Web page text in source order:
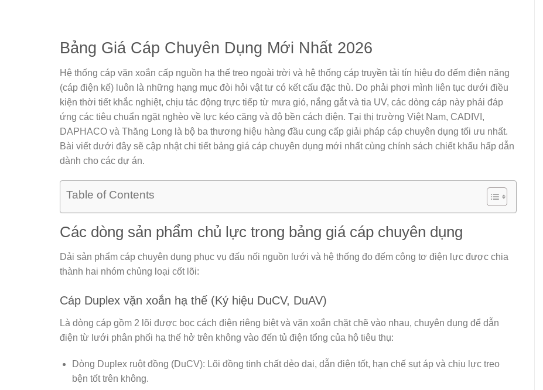
Bảng Giá Cáp Chuyên Dụng Mới Nhất 2026
Hệ thống cáp vặn xoắn cấp nguồn hạ thế treo ngoài trời và hệ thống cáp truyền tải tín hiệu đo đếm điện năng
(cáp điện kế) luôn là những hạng mục đòi hỏi vật tư có kết cấu đặc thù. Do phải phơi mình liên tục dưới điều
kiện thời tiết khắc nghiệt, chịu tác động trực tiếp từ mưa gió, nắng gắt và tia UV, các dòng cáp này phải đáp
ứng các tiêu chuẩn ngặt nghèo về lực kéo căng và độ bền cách điện. Tại thị trường Việt Nam, CADIVI,
DAPHACO và Thăng Long là bộ ba thương hiệu hàng đầu cung cấp giải pháp cáp chuyên dụng tối ưu nhất.
Bài viết dưới đây sẽ cập nhật chi tiết bảng giá cáp chuyên dụng mới nhất cùng chính sách chiết khấu hấp dẫn
dành cho các dự án.
Table of Contents
Các dòng sản phẩm chủ lực trong bảng giá cáp chuyên dụng
Dải sản phẩm cáp chuyên dụng phục vụ đấu nối nguồn lưới và hệ thống đo đếm công tơ điện lực được chia
thành hai nhóm chủng loại cốt lõi:
Cáp Duplex vặn xoắn hạ thế (Ký hiệu DuCV, DuAV)
Là dòng cáp gồm 2 lõi được bọc cách điện riêng biệt và vặn xoắn chặt chẽ vào nhau, chuyên dụng để dẫn
điện từ lưới phân phối hạ thế hở trên không vào đến tủ điện tổng của hộ tiêu thụ:
Dòng Duplex ruột đồng (DuCV): Lõi đồng tinh chất dẻo dai, dẫn điện tốt, hạn chế sụt áp và chịu lực treo
bện tốt trên không.